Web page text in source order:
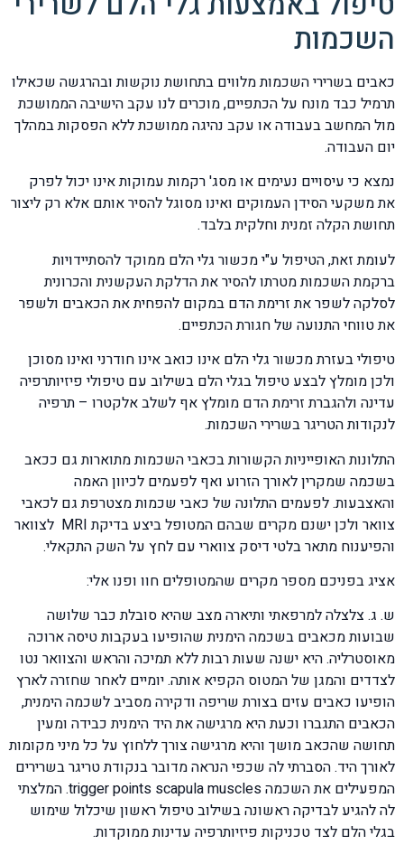
השכמות
כאבים בשרירי השכמות מלווים בתחושת נוקשות ובהרגשה שכאילו
תרמיל כבד מונח על הכתפיים, מוכרים לנו עקב הישיבה הממושכת
מול המחשב בעבודה או עקב נהיגה ממושכת ללא הפסקות במהלך
יום העבודה.
נמצא כי עיסויים נעימים או מסג' רקמות עמוקות אינו יכול לפרק
את משקעי הסידן העמוקים ואינו מסוגל להסיר אותם אלא רק ליצור
תחושת הקלה זמנית וחלקית בלבד.
לעומת זאת, הטיפול ע"י מכשור גלי הלם ממוקד להסתיידויות
ברקמת השכמות מטרתו להסיר את הדלקת העקשנית והכרונית
לסלקה לשפר את זרימת הדם במקום להפחית את הכאבים ולשפר
את טווחי התנועה של חגורת הכתפיים.
טיפולי בעזרת מכשור גלי הלם אינו כואב אינו חודרני ואינו מסוכן
ולכן מומלץ לבצע טיפול בגלי הלם בשילוב עם טיפולי פיזיותרפיה
עדינה ולהגברת זרימת הדם מומלץ אף לשלב אלקטרו – תרפיה
לנקודות הטריגר בשרירי השכמות.
התלונות האופייניות הקשורות בכאבי השכמות מתוארות גם ככאב
בשכמה שמקרין לאורך הזרוע ואף לפעמים לכיוון האמה
והאצבעות. לפעמים התלונה של כאבי שכמות מצטרפת גם לכאבי
צוואר ולכן ישנם מקרים שבהם המטופל ביצע בדיקת MRI לצוואר
והפיענוח מתאר בלטי דיסק צווארי עם לחץ על השק התקאלי.
אציג בפניכם מספר מקרים שהמטופלים חוו ופנו אלי:
ש. ג. צלצלה למרפאתי ותיארה מצב שהיא סובלת כבר שלושה
שבועות מכאבים בשכמה הימנית שהופיעו בעקבות טיסה ארוכה
מאוסטרליה. היא ישנה שעות רבות ללא תמיכה והראש והצוואר נטו
לצדדים והמגן של המטוס הקפיא אותה. יומיים לאחר שחזרה לארץ
הופיעו כאבים עזים בצורת שריפה ודקירה מסביב לשכמה הימנית,
הכאבים התגברו וכעת היא מרגישה את היד הימנית כבידה ומעין
תחושה שהכאב מושך והיא מרגישה צורך ללחוץ על כל מיני מקומות
לאורך היד. הסברתי לה שכפי הנראה מדובר בנקודת טריגר בשרירים
המפעילים את השכמה trigger points scapula muscles. המלצתי
לה להגיע לבדיקה ראשונה בשילוב טיפול ראשון שיכלול שימוש
בגלי הלם לצד טכניקות פיזיותרפיה עדינות ממוקדות.